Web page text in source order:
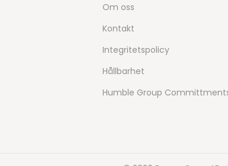
Om oss
Kontakt
Integritetspolicy
Hållbarhet
Humble Group